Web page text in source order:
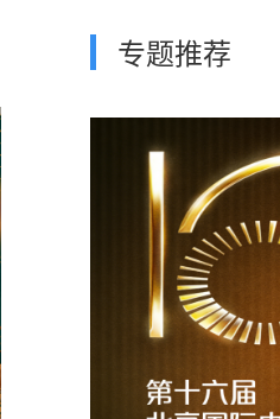
专题推荐